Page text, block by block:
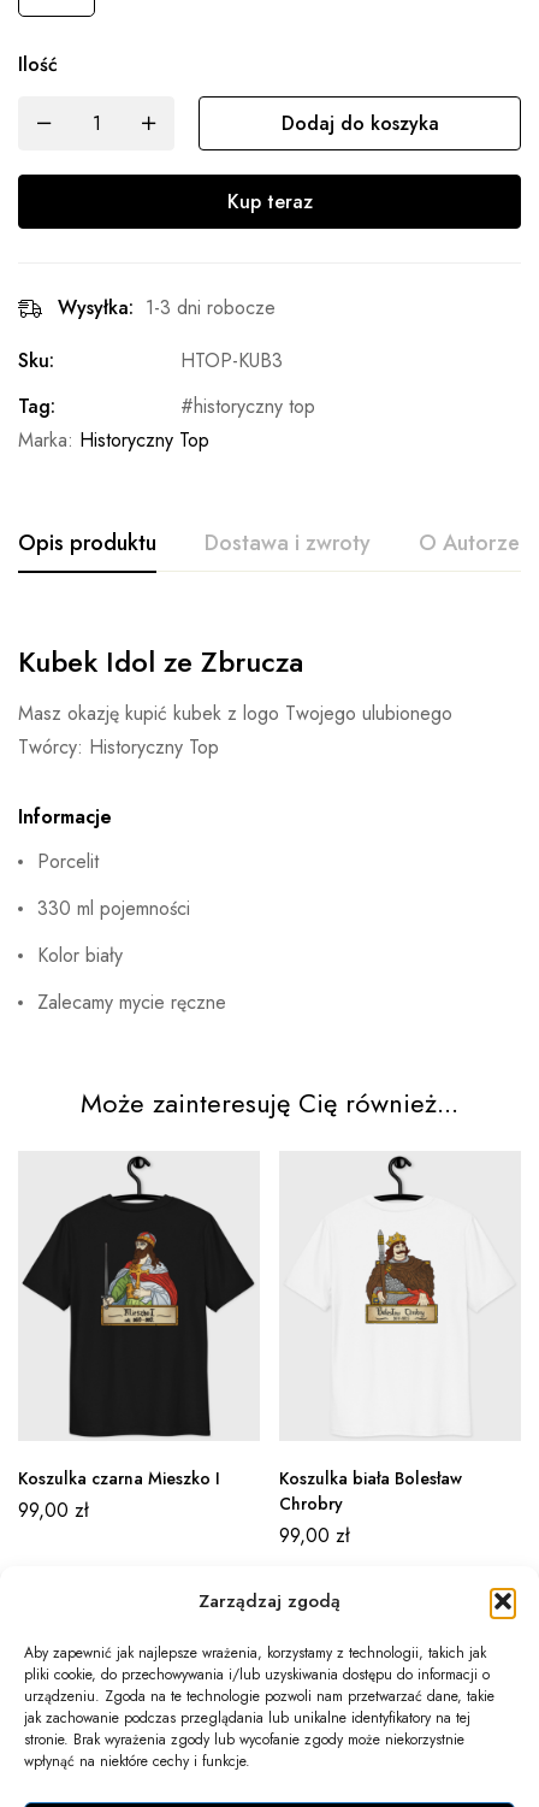
Zarządzaj zgodą
Aby zapewnić jak najlepsze wrażenia, korzystamy z technologii, takich jak
pliki cookie, do przechowywania i/lub uzyskiwania dostępu do informacji o
urządzeniu. Zgoda na te technologie pozwoli nam przetwarzać dane, takie
jak zachowanie podczas przeglądania lub unikalne identyfikatory na tej
stronie. Brak wyrażenia zgody lub wycofanie zgody może niekorzystnie
wpłynąć na niektóre cechy i funkcje.
Ilość
Dodaj do koszyka
Kup teraz
Wysyłka: 1-3 dni robocze
Sku:
HTOP-KUB3
Tag:
historyczny top
Marka: Historyczny Top
Opis produktu Dostawa i zwroty O Autorze
Kubek Idol ze Zbrucza
Masz okazję kupić kubek z logo Twojego ulubionego
Twórcy: Historyczny Top
Informacje
Porcelit
330 ml pojemności
Kolor biały
Zalecamy mycie ręczne
Może zainteresuję Cię również...
Koszulka czarna Mieszko I
99,00 zł
Koszulka biała Bolesław
Chrobry
99,00 zł
Newsletter
Informacje
Twoje konto